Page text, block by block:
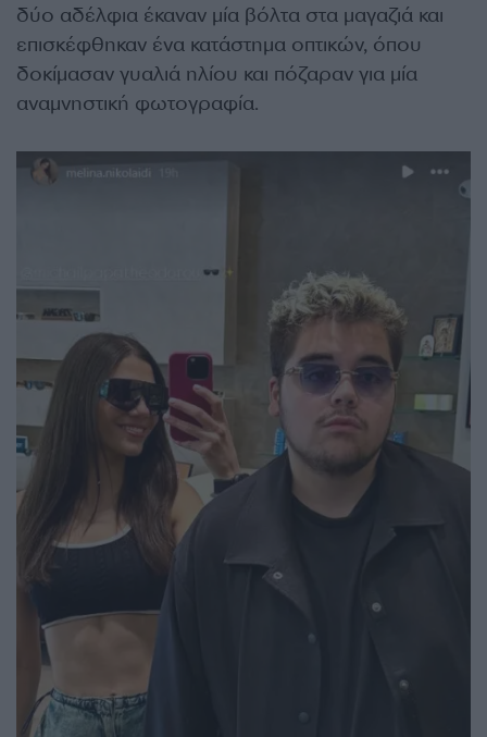
δύο αδέλφια έκαναν μία βόλτα στα μαγαζιά και
επισκέφθηκαν ένα κατάστημα οπτικών, όπου
δοκίμασαν γυαλιά ηλίου και πόζαραν για μία
αναμνηστική φωτογραφία.